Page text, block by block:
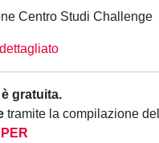
Centro Studi Challenge
gratuita.
tramite la compilazione